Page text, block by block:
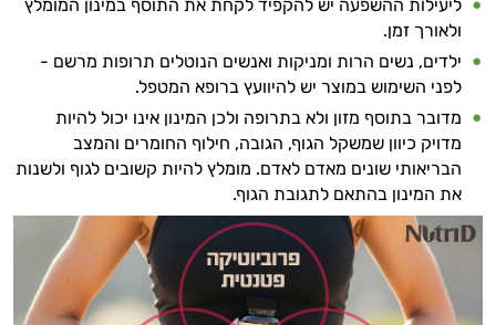
ליעילות ההשפעה יש להקפיד לקחת את התוסף במינון המומלץ
ולאורך זמן.
ילדים, נשים הרות ומניקות ואנשים הנוטלים תרופות מרשם -
לפני השימוש במוצר יש להיוועץ ברופא המטפל.
מדובר בתוסף מזון ולא בתרופה ולכן המינון אינו יכול להיות
מדויק כיוון שמשקל הגוף, הגובה, חילוף החומרים והמצב
הבריאותי שונים מאדם לאדם. מומלץ להיות קשובים לגוף ולשנות
את המינון בהתאם לתגובת הגוף.